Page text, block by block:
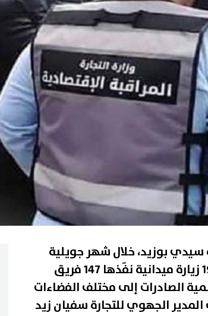
سيدي بوزيد، خلال شهر جويلية
المنقضي، إلى رفع 269 مخالفة إثر 1913 زيارة ميدانية نفّذها 147 فريق
الصادرات إلى مختلف الفضاءات
المدير الجهوي للتجارة سفيان زيد